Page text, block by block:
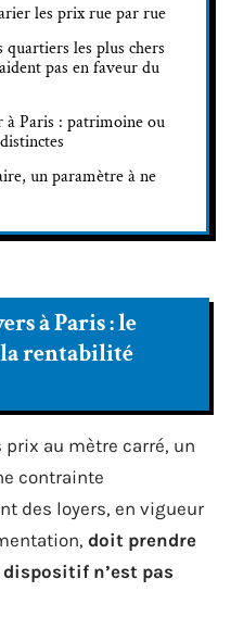
les prix rue par rue
les plus chers
pas en faveur du
Paris : patrimoine ou
un paramètre à ne
à Paris : le
rentabilité
au mètre carré, un
contrainte
des loyers, en vigueur
doit prendre
n’est pas